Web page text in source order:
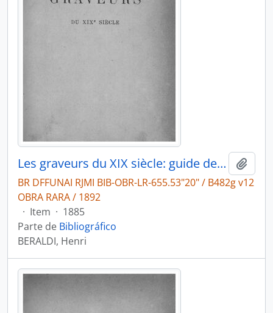
Les graveurs du XIX siècle: guide de l'amateur d'estampes modernes.
BR DFFUNAI RJMI BIB-OBR-LR-655.53"20" / B482g v12
OBRA RARA / 1892
· Item · 1885
Parte de Bibliográfico
BERALDI, Henri